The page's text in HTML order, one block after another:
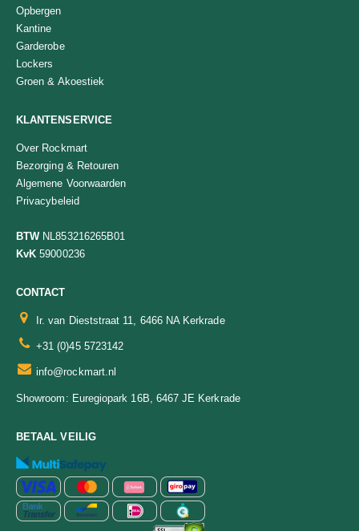
Opbergen
Kantine
Garderobe
Lockers
Groen & Akoestiek
KLANTENSERVICE
Over Rockmart
Bezorging & Retouren
Algemene Voorwaarden
Privacybeleid
BTWNL853216265B01
KvK 59000236
CONTACT
Ir. van Dieststraat 11, 6466 NA Kerkrade
+31 (0)45 5723142
info@rockmart.nl
Showroom: Euregiopark 16B, 6467 JE Kerkrade
BETAAL VEILIG